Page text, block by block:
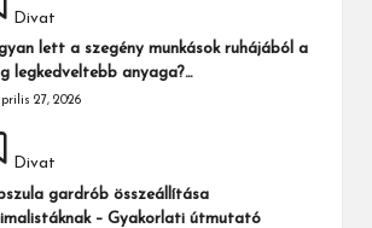
Divat
lett a szegény munkások ruhájából a
legkedveltebb anyaga?…
27, 2026
Divat
gardrób összeállítása
– Gyakorlati útmutató